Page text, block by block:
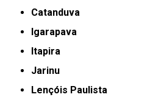
Catanduva
Igarapava
Itapira
Jarinu
Lençóis Paulista